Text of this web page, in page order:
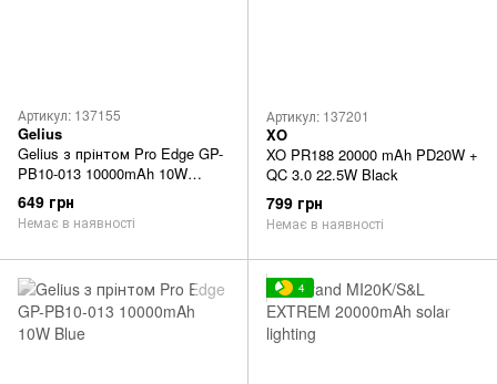
Артикул: 137155
Gelius
Gelius з прінтом Pro Edge GP-
PB10-013 10000mAh 10W
Green
649 грн
Немає в наявності
Артикул: 137201
XO
XO PR188 20000 mAh PD20W +
QC 3.0 22.5W Black
799 грн
Немає в наявності
4